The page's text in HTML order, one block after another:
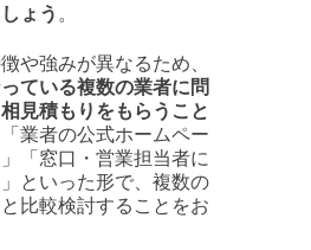
ょう 。
や強みが異なるため、
ている複数の業者に問
見積もりをもらうこと
業者の公式ホームペー
「窓口・営業担当者に
といった形で、複数の
比較検討することをお